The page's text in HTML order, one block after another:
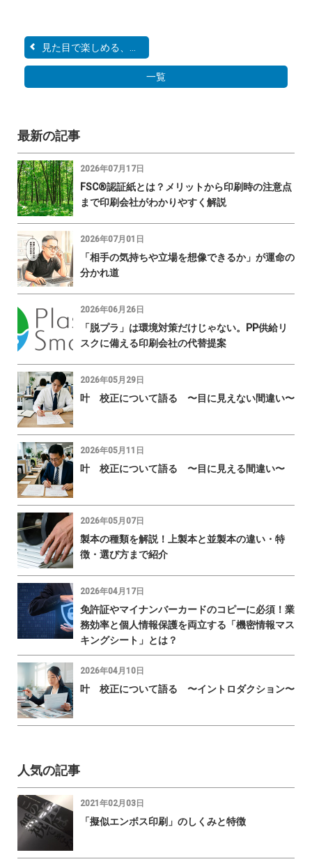
見た目で楽しめる、特殊印...
一覧
最新の記事
2026年07月17日
FSC®認証紙とは？メリットから印刷時の注意点
まで印刷会社がわかりやすく解説
2026年07月01日
「相手の気持ちや立場を想像できるか」が運命の
分かれ道
2026年06月26日
「脱プラ」は環境対策だけじゃない。PP供給リ
スクに備える印刷会社の代替提案
2026年05月29日
叶 校正について語る 〜目に見えない間違い〜
2026年05月11日
叶 校正について語る 〜目に見える間違い〜
2026年05月07日
製本の種類を解説！上製本と並製本の違い・特
徴・選び方まで紹介
2026年04月17日
免許証やマイナンバーカードのコピーに必須！業
務効率と個人情報保護を両立する「機密情報マス
キングシート」とは？
2026年04月10日
叶 校正について語る 〜イントロダクション〜
人気の記事
2021年02月03日
「擬似エンボス印刷」のしくみと特徴